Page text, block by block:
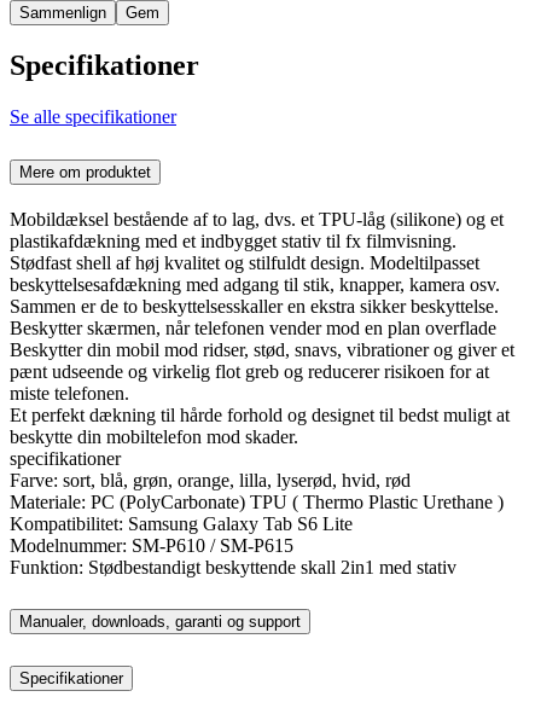
Sammenlign Gem
Specifikationer
Se alle specifikationer
Mere om produktet
Mobildæksel bestående af to lag, dvs. et TPU-låg (silikone) og et
plastikafdækning med et indbygget stativ til fx filmvisning.
Stødfast shell af høj kvalitet og stilfuldt design. Modeltilpasset
beskyttelsesafdækning med adgang til stik, knapper, kamera osv.
Sammen er de to beskyttelsesskaller en ekstra sikker beskyttelse.
Beskytter skærmen, når telefonen vender mod en plan overflade
Beskytter din mobil mod ridser, stød, snavs, vibrationer og giver et
pænt udseende og virkelig flot greb og reducerer risikoen for at
miste telefonen.
Et perfekt dækning til hårde forhold og designet til bedst muligt at
beskytte din mobiltelefon mod skader.
specifikationer
Farve: sort, blå, grøn, orange, lilla, lyserød, hvid, rød
Materiale: PC (PolyCarbonate) TPU ( Thermo Plastic Urethane )
Kompatibilitet: Samsung Galaxy Tab S6 Lite
Modelnummer: SM-P610 / SM-P615
Funktion: Stødbestandigt beskyttende skall 2in1 med stativ
Manualer, downloads, garanti og support
Specifikationer